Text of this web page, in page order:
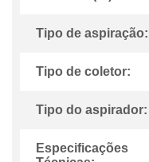
Tipo de aspiração:
Tipo de coletor:
Tipo do aspirador:
Especificações